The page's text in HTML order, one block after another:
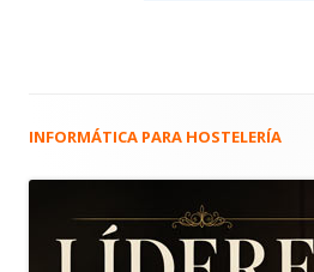
Barra
principal
INFORMÁTICA PARA HOSTELERÍA